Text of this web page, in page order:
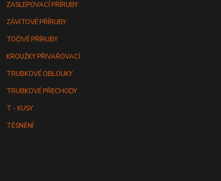
ZASLEPOVACÍ PŘÍRUBY
ZÁVITOVÉ PŘÍRUBY
TOČIVÉ PŘÍRUBY
KROUŽKY PŘIVAŘOVACÍ
TRUBKOVÉ OBLOUKY
TRUBKOVÉ PŘECHODY
T - KUSY
TĚSNĚNÍ